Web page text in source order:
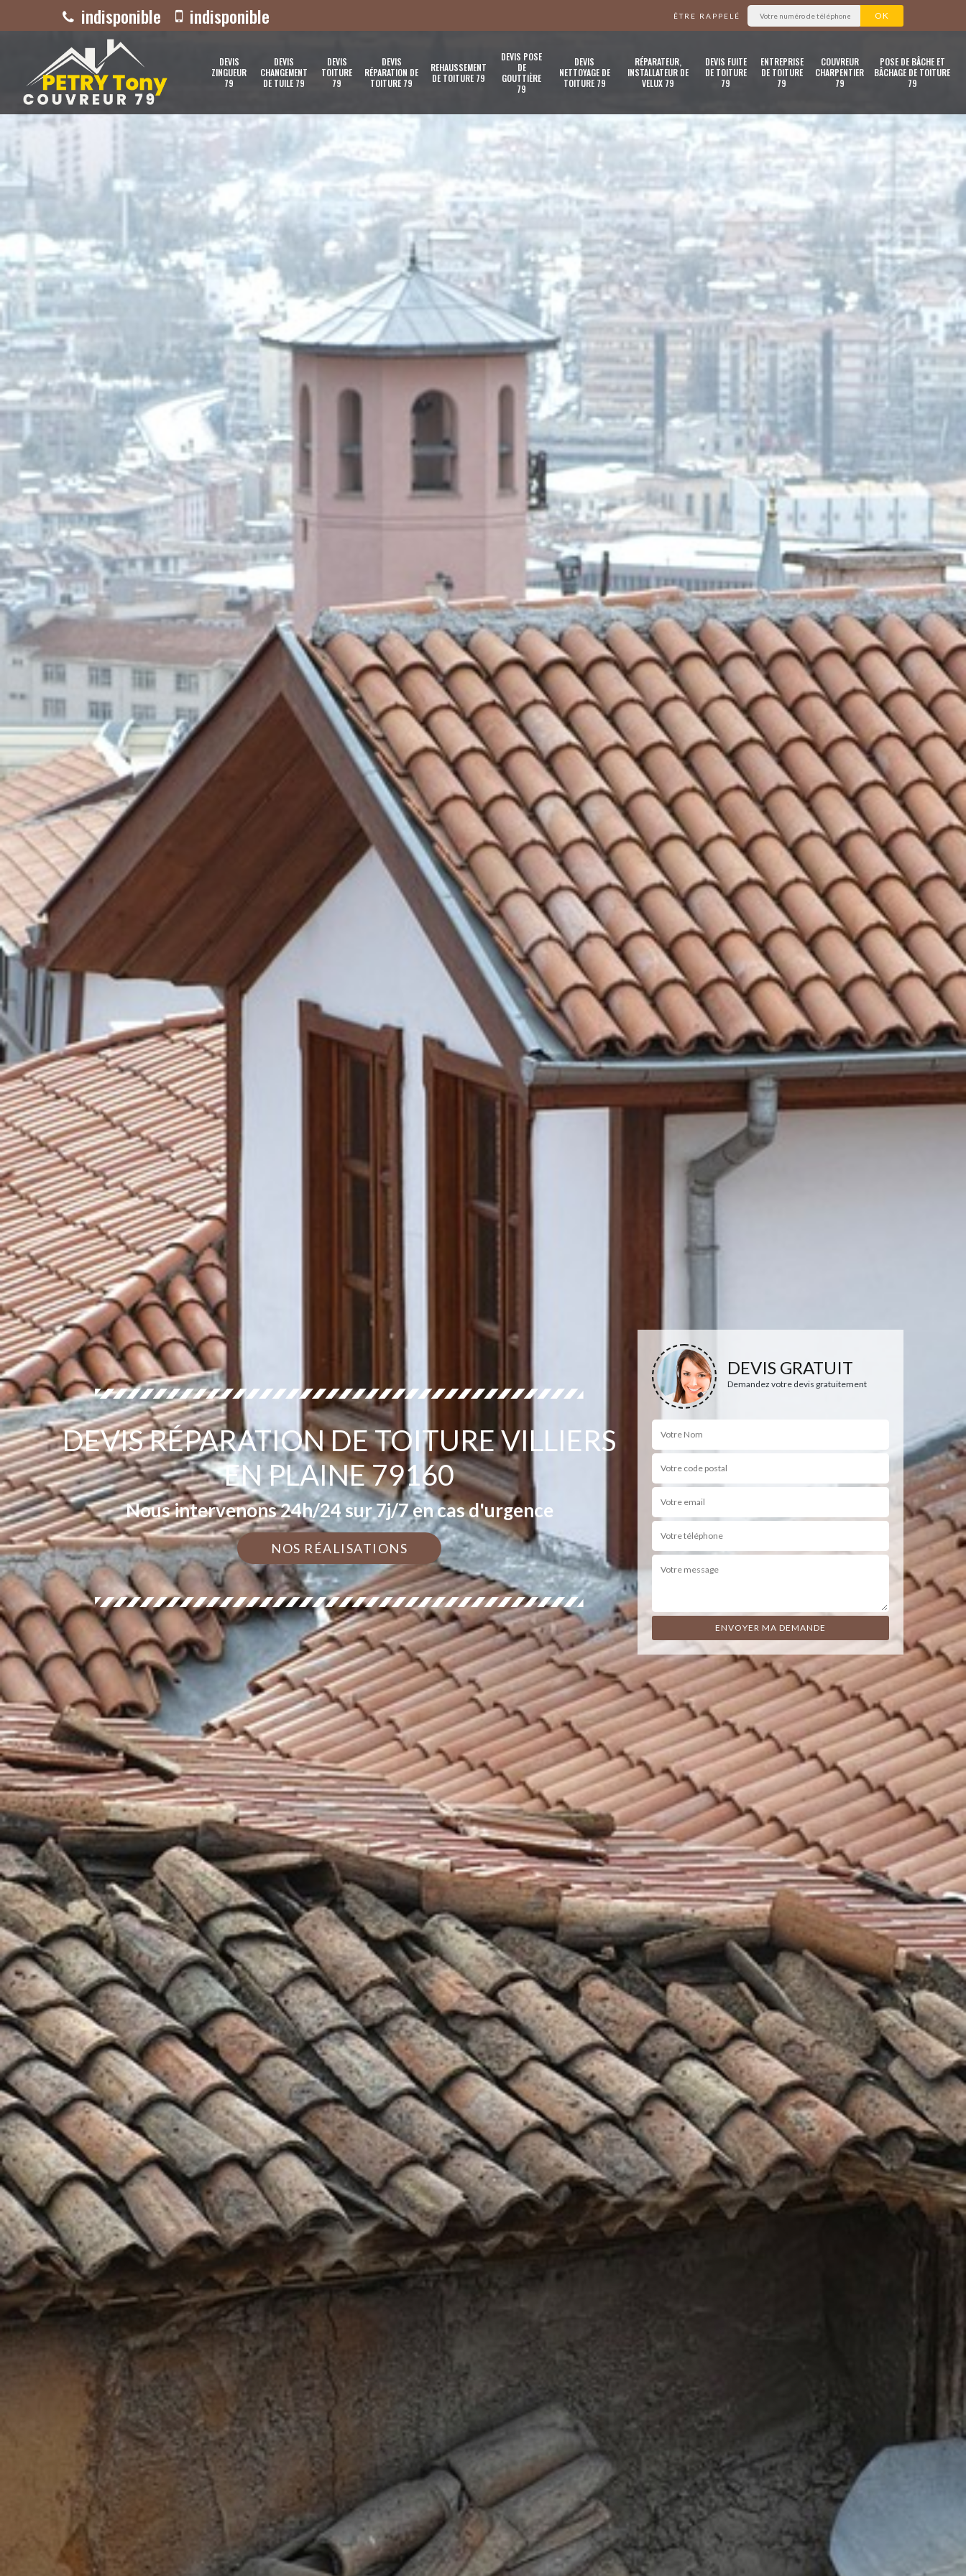
indisponible indisponible ÊTRE RAPPELÉ
DEVIS
ZINGUEUR
79
DEVIS
CHANGEMENT
DE TUILE 79
DEVIS
TOITURE
79
DEVIS
RÉPARATION DE
TOITURE 79
REHAUSSEMENT
DE TOITURE 79
DEVIS POSE
DE
GOUTTIÈRE
79
DEVIS
NETTOYAGE DE
TOITURE 79
RÉPARATEUR,
INSTALLATEUR DE
VELUX 79
DEVIS FUITE
DE TOITURE
79
ENTREPRISE
DE TOITURE
79
COUVREUR
CHARPENTIER
79
POSE DE BÂCHE ET
BÂCHAGE DE TOITURE
79
DEVIS RÉPARATION DE TOITURE VILLIERS
EN PLAINE 79160
Nous intervenons 24h/24 sur 7j/7 en cas d'urgence
NOS RÉALISATIONS
DEVIS GRATUIT
Demandez votre devis gratuitement